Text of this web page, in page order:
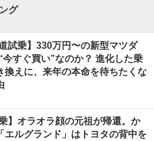
グ
試乗】330万円〜の新型マツダ
今すぐ買い”なのか？ 進化した乗
換えに、来年の本命を待ちたくな
】オラオラ顔の元祖が帰還。か
エルグランド」はトヨタの背中を